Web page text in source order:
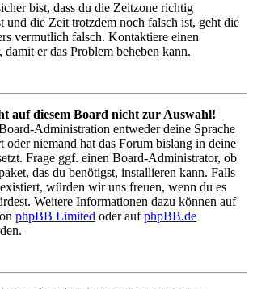
bist, dass du die Zeitzone richtig
und die Zeit trotzdem noch falsch ist, geht die
vermutlich falsch. Kontaktiere einen
er das Problem beheben kann.
auf diesem Board nicht zur Auswahl!
Administration entweder deine Sprache
oder niemand hat das Forum bislang in deine
Frage ggf. einen Board-Administrator, ob
das du benötigst, installieren kann. Falls
würden wir uns freuen, wenn du es
Weitere Informationen dazu können auf
phpBB Limited oder aufphpBB.de